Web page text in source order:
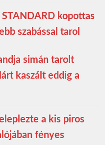
kopottas
szabással tarol
simán tarolt
kaszált eddig a
a kis piros
fényes